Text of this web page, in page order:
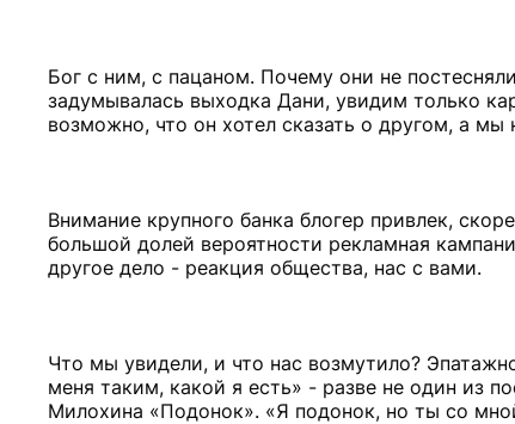
Бог с ним, с пацаном. Почему они не
задумывалась выходка Дани, увидим только
возможно, что он хотел сказать о другом, а мы
Внимание крупного банка блогер привлек,
большой долей вероятности рекламная
другое дело - реакция общества, нас с вами.
Что мы увидели, и что нас возмутило?
меня таким, какой я есть» - разве не один из
Милохина «Подонок». «Я подонок, но ты со